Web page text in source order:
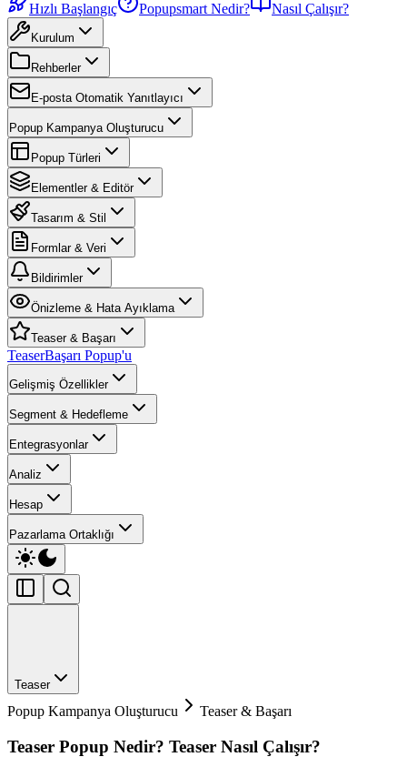
Hızlı Başlangıç Popupsmart Nedir? Nasıl Çalışır?
Kurulum
Rehberler
E-posta Otomatik Yanıtlayıcı
Popup Kampanya Oluşturucu
Popup Türleri
Elementler & Editör
Tasarım & Stil
Formlar & Veri
Bildirimler
Önizleme & Hata Ayıklama
Teaser & Başarı
TeaserBaşarı Popup'u
Gelişmiş Özellikler
Segment & Hedefleme
Entegrasyonlar
Analiz
Hesap
Pazarlama Ortaklığı
Teaser
Popup Kampanya Oluşturucu Teaser & Başarı
Teaser Popup Nedir? Teaser Nasıl Çalışır?